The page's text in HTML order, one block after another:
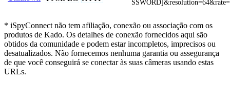
* iSpyConnect não tem afiliação, conexão ou associação com os
produtos de Kado. Os detalhes de conexão fornecidos aqui são
obtidos da comunidade e podem estar incompletos, imprecisos ou
desatualizados. Não fornecemos nenhuma garantia ou assegurança
de que você conseguirá se conectar às suas câmeras usando estas
URLs.